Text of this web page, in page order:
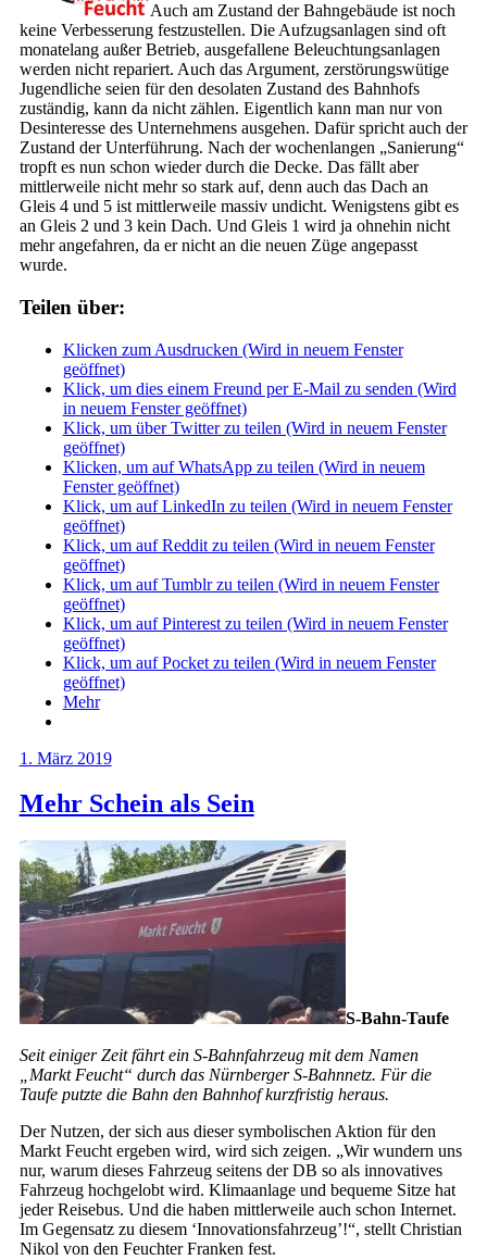
Auch am Zustand der Bahngebäude ist noch
keine Verbesserung festzustellen. Die Aufzugsanlagen sind oft
monatelang außer Betrieb, ausgefallene Beleuchtungsanlagen
werden nicht repariert. Auch das Argument, zerstörungswütige
Jugendliche seien für den desolaten Zustand des Bahnhofs
zuständig, kann da nicht zählen. Eigentlich kann man nur von
Desinteresse des Unternehmens ausgehen. Dafür spricht auch der
Zustand der Unterführung. Nach der wochenlangen „Sanierung“
tropft es nun schon wieder durch die Decke. Das fällt aber
mittlerweile nicht mehr so stark auf, denn auch das Dach an
Gleis 4 und 5 ist mittlerweile massiv undicht. Wenigstens gibt es
an Gleis 2 und 3 kein Dach. Und Gleis 1 wird ja ohnehin nicht
mehr angefahren, da er nicht an die neuen Züge angepasst
wurde.
Teilen über:
Klicken zum Ausdrucken (Wird in neuem Fenster
geöffnet)
Klick, um dies einem Freund per E-Mail zu senden (Wird
in neuem Fenster geöffnet)
Klick, um über Twitter zu teilen (Wird in neuem Fenster
geöffnet)
Klicken, um auf WhatsApp zu teilen (Wird in neuem
Fenster geöffnet)
Klick, um auf LinkedIn zu teilen (Wird in neuem Fenster
geöffnet)
Klick, um auf Reddit zu teilen (Wird in neuem Fenster
geöffnet)
Klick, um auf Tumblr zu teilen (Wird in neuem Fenster
geöffnet)
Klick, um auf Pinterest zu teilen (Wird in neuem Fenster
geöffnet)
Klick, um auf Pocket zu teilen (Wird in neuem Fenster
geöffnet)
Mehr
1. März 2019
Mehr Schein als Sein
S-Bahn-Taufe
Seit einiger Zeit fährt ein S-Bahnfahrzeug mit dem Namen
„Markt Feucht“ durch das Nürnberger S-Bahnnetz. Für die
Taufe putzte die Bahn den Bahnhof kurzfristig heraus.
Der Nutzen, der sich aus dieser symbolischen Aktion für den
Markt Feucht ergeben wird, wird sich zeigen. „Wir wundern uns
nur, warum dieses Fahrzeug seitens der DB so als innovatives
Fahrzeug hochgelobt wird. Klimaanlage und bequeme Sitze hat
jeder Reisebus. Und die haben mittlerweile auch schon Internet.
Im Gegensatz zu diesem ‘Innovationsfahrzeug’!“, stellt Christian
Nikol von den Feuchter Franken fest.